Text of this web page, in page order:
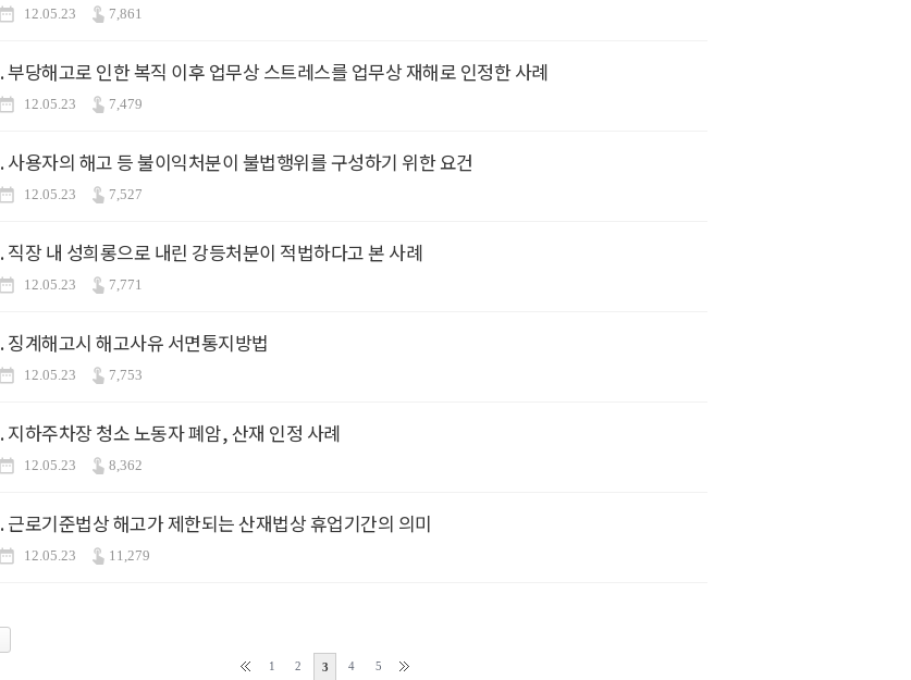
12.05.23 7,861
. 부당해고로 인한 복직 이후 업무상 스트레스를 업무상 재해로 인정한 사례
12.05.23 7,479
. 사용자의 해고 등 불이익처분이 불법행위를 구성하기 위한 요건
12.05.23 7,527
. 직장 내 성희롱으로 내린 강등처분이 적법하다고 본 사례
12.05.23 7,771
. 징계해고시 해고사유 서면통지방법
12.05.23 7,753
. 지하주차장 청소 노동자 폐암, 산재 인정 사례
12.05.23 8,362
. 근로기준법상 해고가 제한되는 산재법상 휴업기간의 의미
12.05.23 11,279
1 2 3 4 5